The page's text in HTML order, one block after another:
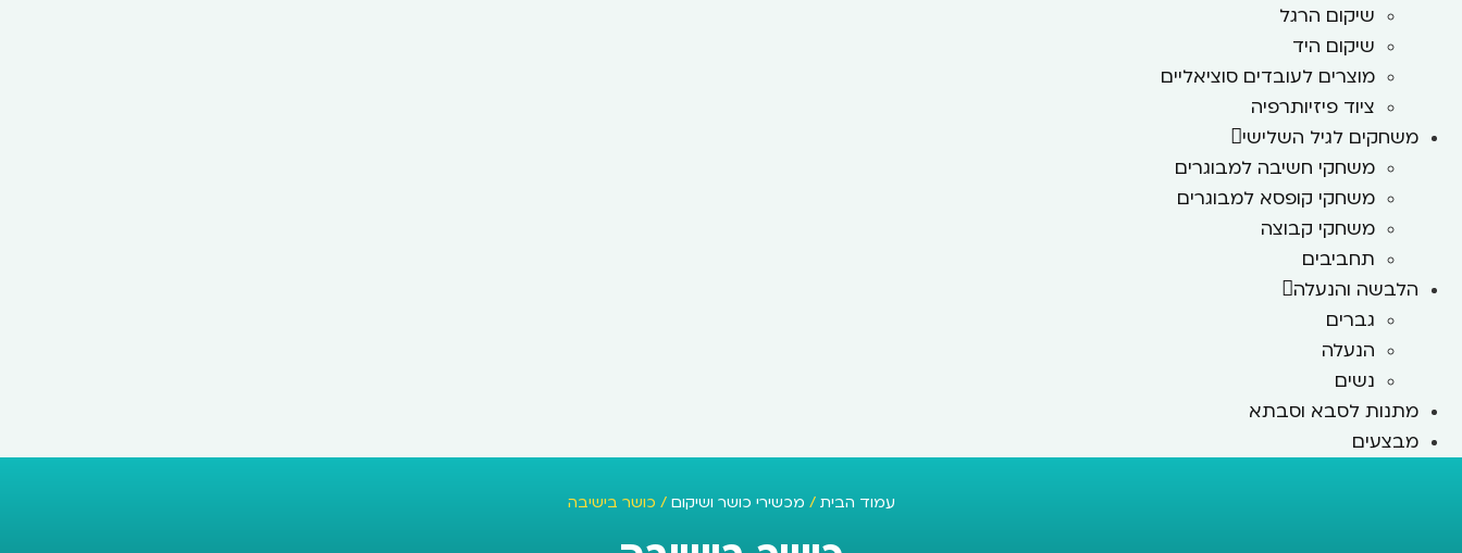
שיקום הרגל
שיקום היד
מוצרים לעובדים סוציאליים
ציוד פיזיותרפיה
משחקים לגיל השלישי
משחקי חשיבה למבוגרים
משחקי קופסא למבוגרים
משחקי קבוצה
תחביבים
הלבשה והנעלה
גברים
הנעלה
נשים
מתנות לסבא וסבתא
מבצעים
עמוד הבית / מכשירי כושר ושיקום / כושר בישיבה